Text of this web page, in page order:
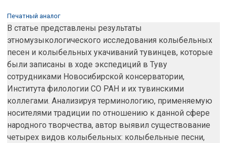
Печатный аналог
В статье представлены результаты
этномузыкологического исследования колыбельных
песен и колыбельных укачиваний тувинцев, которые
были записаны в ходе экспедиций в Туву
сотрудниками Новосибирской консерватории,
Института филологии СО РАН и их тувинскими
коллегами. Анализируя терминологию, применяемую
носителями традиции по отношению к данной сфере
народного творчества, автор выявил существование
четырех видов колыбельных: колыбельные песни,